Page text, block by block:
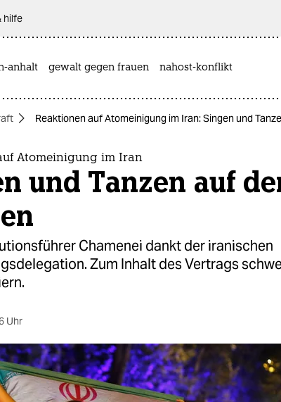
hilfe
anhalt gewalt gegen frauen nahost-konflikt
Reaktionen auf Atomeinigung im Iran: Singen und
Atomeinigung im Iran
und Tanzen auf
Chamenei dankt der iranischen
Zum Inhalt des Vertrags
Uhr